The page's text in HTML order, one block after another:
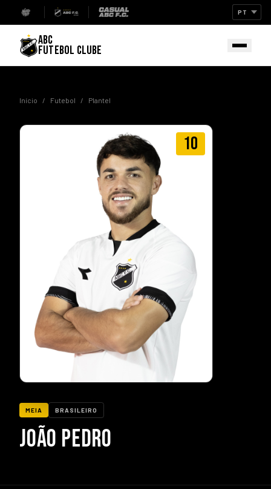
ABC
FUTEBOL CLUBE
Início / Futebol / Plantel
10
MEIA BRASILEIRO
JOÃO PEDRO